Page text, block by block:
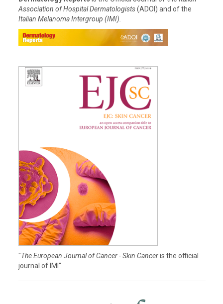
Association of Hospital Dermatologists(ADOI) and of the
Italian Melanoma Intergroup (IMI).
"The European Journal of Cancer - Skin Canceris the official
journal of IMI"